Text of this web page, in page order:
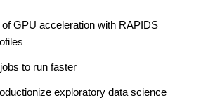
of GPU acceleration with RAPIDS
to run faster
exploratory data science